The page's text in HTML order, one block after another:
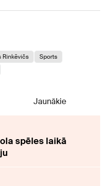
Rinkēvičs
Sports
Jaunākie
spēles laikā